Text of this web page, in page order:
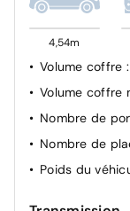
Fixations
AR)
4,54m
Volume coffre
Volume coffre
Nombre de
Nombre de
Poids du